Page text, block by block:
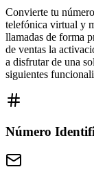
Convierte tu
telefónica virtual y
llamadas de forma
de ventas la
a disfrutar de una
siguientes
Número